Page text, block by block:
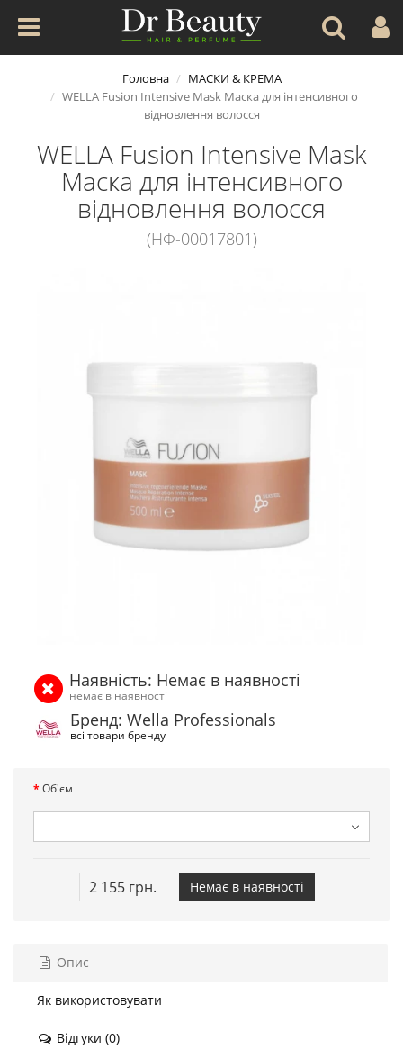
Головна
МАСКИ & КРЕМА
WELLA Fusion Intensive Mask Маска для інтенсивного
відновлення волосся
WELLA Fusion Intensive Mask
Маска для інтенсивного
відновлення волосся
(НФ-00017801)
Наявність: Немає в наявності
немає в наявності
Бренд: Wella Professionals
всі товари бренду
Об'єм
2 155 грн. Немає в наявності
Опис
Як використовувати
Відгуки (0)